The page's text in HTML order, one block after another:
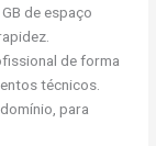
de espaço
de forma
técnicos.
para